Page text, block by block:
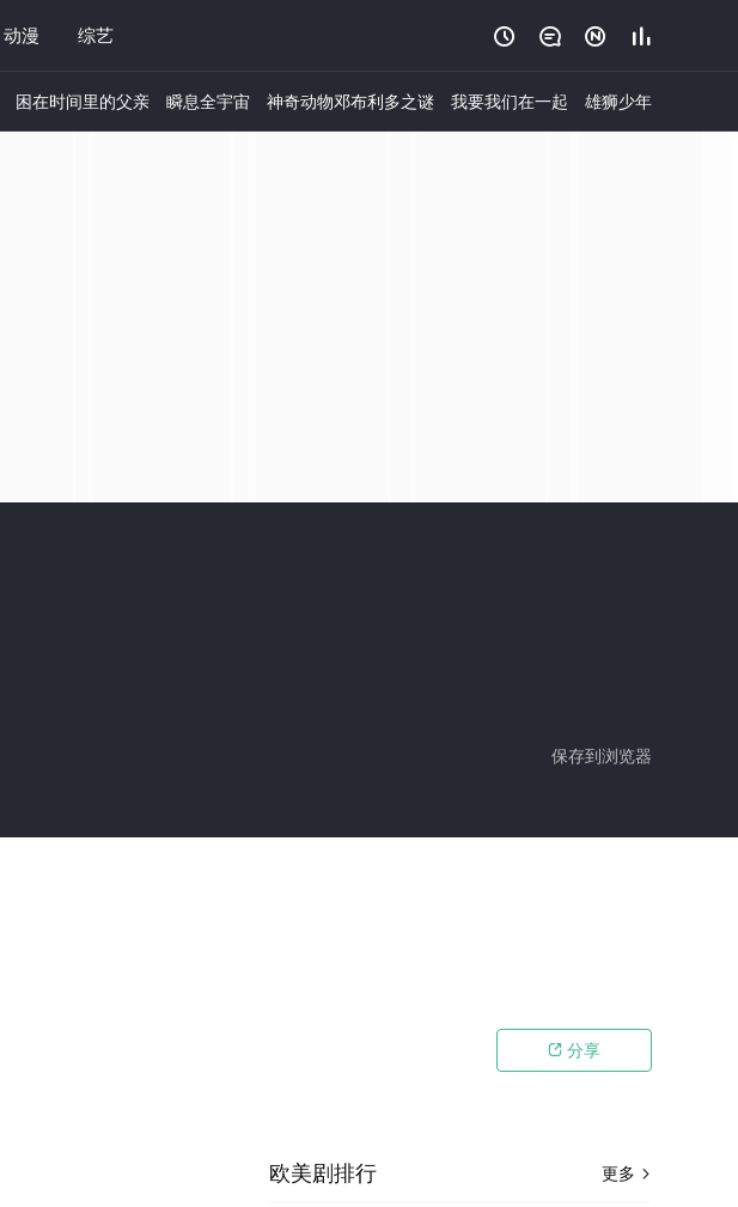
动漫 综艺    
困在时间里的父亲 瞬息全宇宙 神奇动物邓布利多之谜 我要我们在一起 雄狮少年
保存到浏览器
 分享
更多 
欧美剧排行